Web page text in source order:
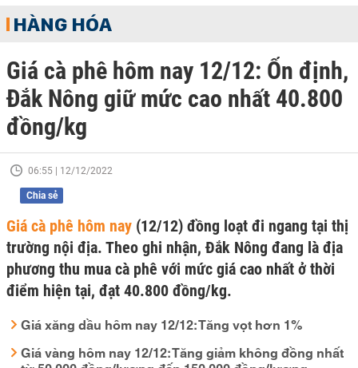
HÀNG HÓA
Giá cà phê hôm nay 12/12: Ổn định,
Đắk Nông giữ mức cao nhất 40.800
đồng/kg
06:55 | 12/12/2022
Chia sẻ
Giá cà phê hôm nay (12/12) đồng loạt đi ngang tại thị
trường nội địa. Theo ghi nhận, Đắk Nông đang là địa
phương thu mua cà phê với mức giá cao nhất ở thời
điểm hiện tại, đạt 40.800 đồng/kg.
Giá xăng dầu hôm nay 12/12: Tăng vọt hơn 1%
Giá vàng hôm nay 12/12: Tăng giảm không đồng nhất